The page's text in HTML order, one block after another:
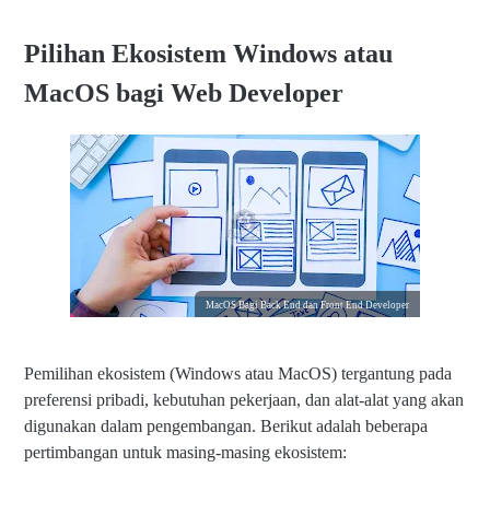
Pilihan Ekosistem Windows atau
MacOS bagi Web Developer
MacOS Bagi Back End dan Front End Developer
Pemilihan ekosistem (Windows atau MacOS) tergantung pada
preferensi pribadi, kebutuhan pekerjaan, dan alat-alat yang akan
digunakan dalam pengembangan. Berikut adalah beberapa
pertimbangan untuk masing-masing ekosistem: